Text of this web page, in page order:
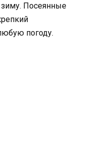
зиму. Посеянные
погоду.